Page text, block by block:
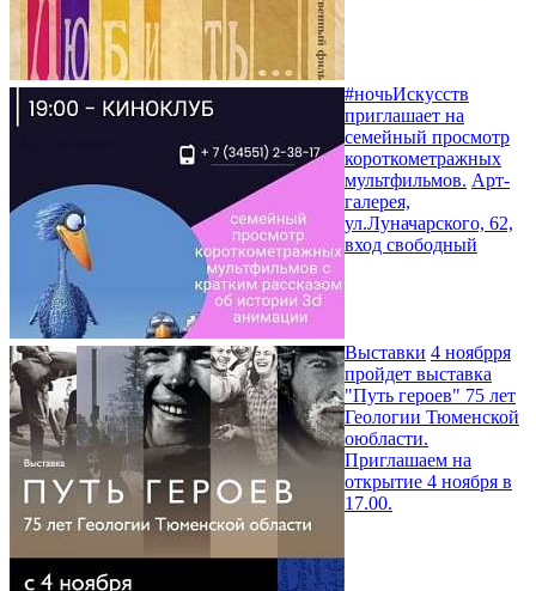
#ночьИскусств
приглашает на
семейный просмотр
короткометражных
мультфильмов. Арт-
галерея,
ул.Луначарского, 62,
вход свободный
Выставки 4 ноябрря
пройдет выставка
"Путь героев" 75 лет
Геологии Тюменской
оюбласти.
Приглашаем на
открытие 4 ноября в
17.00.